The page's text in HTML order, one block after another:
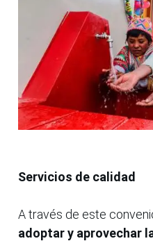
Servicios de calidad
A través de este
adoptar y aprovechar